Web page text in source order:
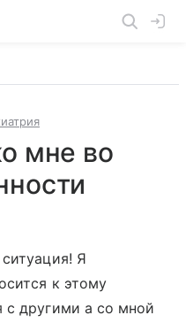
мне во
Я
к этому
с другими а со мной